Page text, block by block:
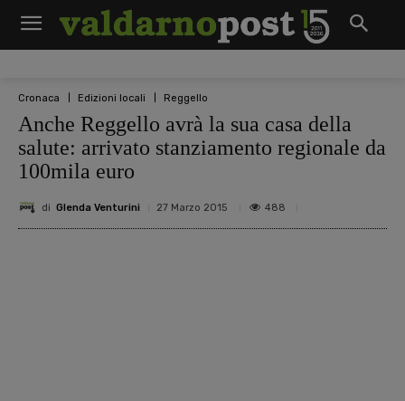
Cronaca Edizioni locali Reggello
Anche Reggello avrà la sua casa della
salute: arrivato stanziamento regionale da
100mila euro
di Glenda Venturini 27 Marzo 2015 488